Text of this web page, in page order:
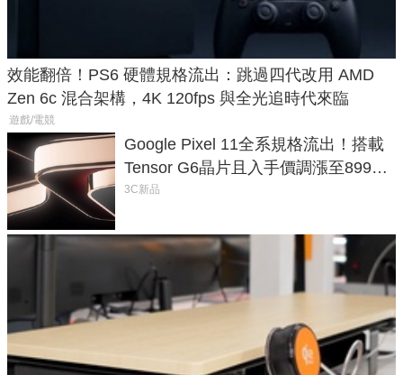
效能翻倍！PS6 硬體規格流出：跳過四代改用 AMD
Zen 6c 混合架構，4K 120fps 與全光追時代來臨
遊戲/電競
Google Pixel 11全系規格流出！搭載
Tensor G6晶片且入手價調漲至899美
元
3C新品